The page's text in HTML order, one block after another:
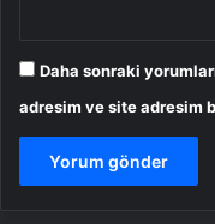
Daha sonraki
adresim ve site adresim